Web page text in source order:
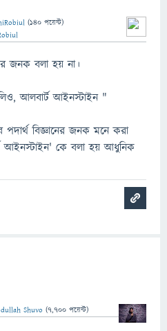
(140 পয়েন্ট)
জনক বলা হয় না।
আলবার্ট আইনস্টাইন "
পদার্থ বিজ্ঞানের জনক মনে করা
আইনস্টাইন' কে বলা হয় আধুনিক
Shuvo (7,700 পয়েন্ট)